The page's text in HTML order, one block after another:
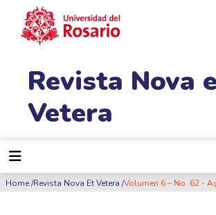
Revista Nova
Vetera
Ruta de navegación
Home Revista Nova Et Vetera Volumen 6 – No. 62 -